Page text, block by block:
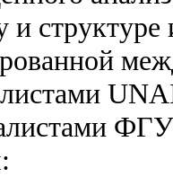
и